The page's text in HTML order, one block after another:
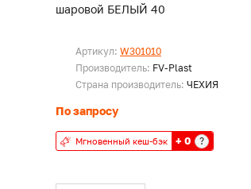
шаровой БЕЛЫЙ 40
Артикул: W301010
Производитель: FV-Plast
Страна производитель: ЧЕХИЯ
По запросу
Мгновенный кеш-бэк + 0 ?